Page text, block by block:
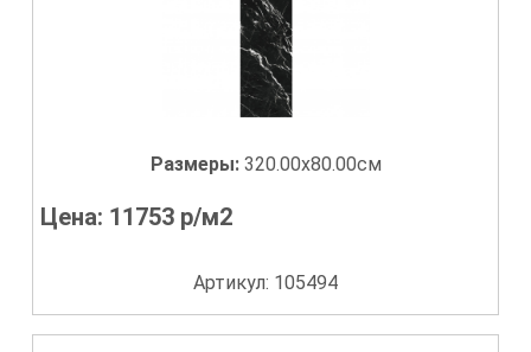
Размеры: 320.00x80.00см
Цена: 11753 р/м2
Артикул: 105494